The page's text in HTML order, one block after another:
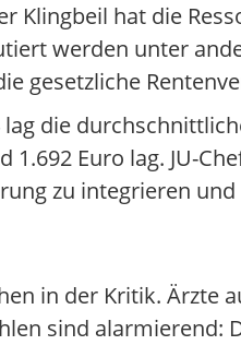
Klingbeil hat die
werden unter
gesetzliche
die
1.692 Euro lag. JU-
zu integrieren
in der Kritik. Ärzte
sind